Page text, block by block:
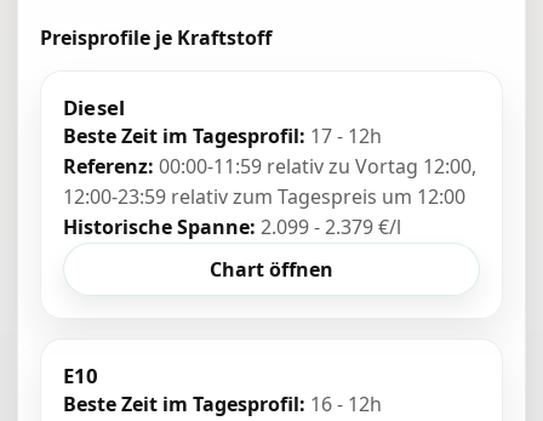
Preisprofile je Kraftstoff
Diesel
Beste Zeit im Tagesprofil: 17 - 12h
Referenz: 00:00-11:59 relativ zu Vortag 12:00,
12:00-23:59 relativ zum Tagespreis um 12:00
Historische Spanne: 2.099 - 2.379 €/l
Chart öffnen
E10
Beste Zeit im Tagesprofil: 16 - 12h